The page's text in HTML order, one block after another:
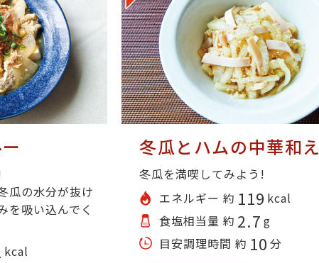
瓜の水分が抜け
を吸い込んでく
kcal
冬瓜とハムの中華和え
冬瓜を満喫してみよう!
エネルギー 約 119 kcal
食塩相当量 約 2.7 g
目安調理時間 約 10 分